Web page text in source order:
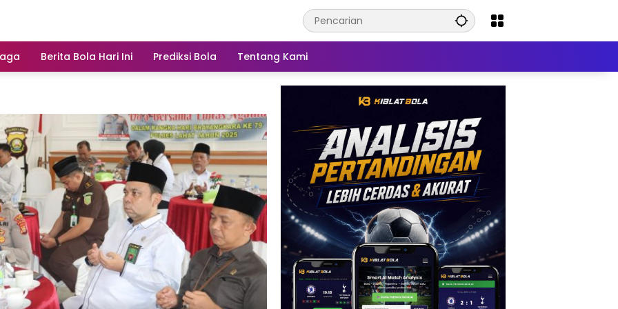
Berita Bola Hari Ini Prediksi Bola Tentang Kami